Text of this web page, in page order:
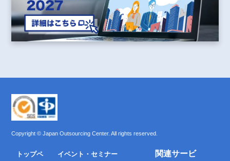
Copyright © Japan Outsourcing Center. All rights reserved.
トップペ イベント・セミナー 関連サービ